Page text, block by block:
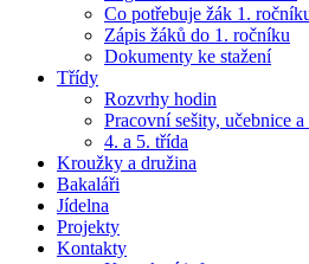
Co potřebuje žák 1.
Zápis žáků do 1. ročníku
Dokumenty ke stažení
Třídy
Rozvrhy hodin
Pracovní sešity, učebnice
4. a 5. třída
Kroužky a družina
Bakaláři
Jídelna
Projekty
Kontakty